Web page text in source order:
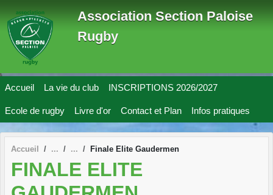
Association Section Paloise
Rugby
Accueil La vie du club INSCRIPTIONS 2026/2027
Ecole de rugby Livre d'or Contact et Plan Infos pratiques
Accueil Finale Elite Gaudermen
FINALE ELITE